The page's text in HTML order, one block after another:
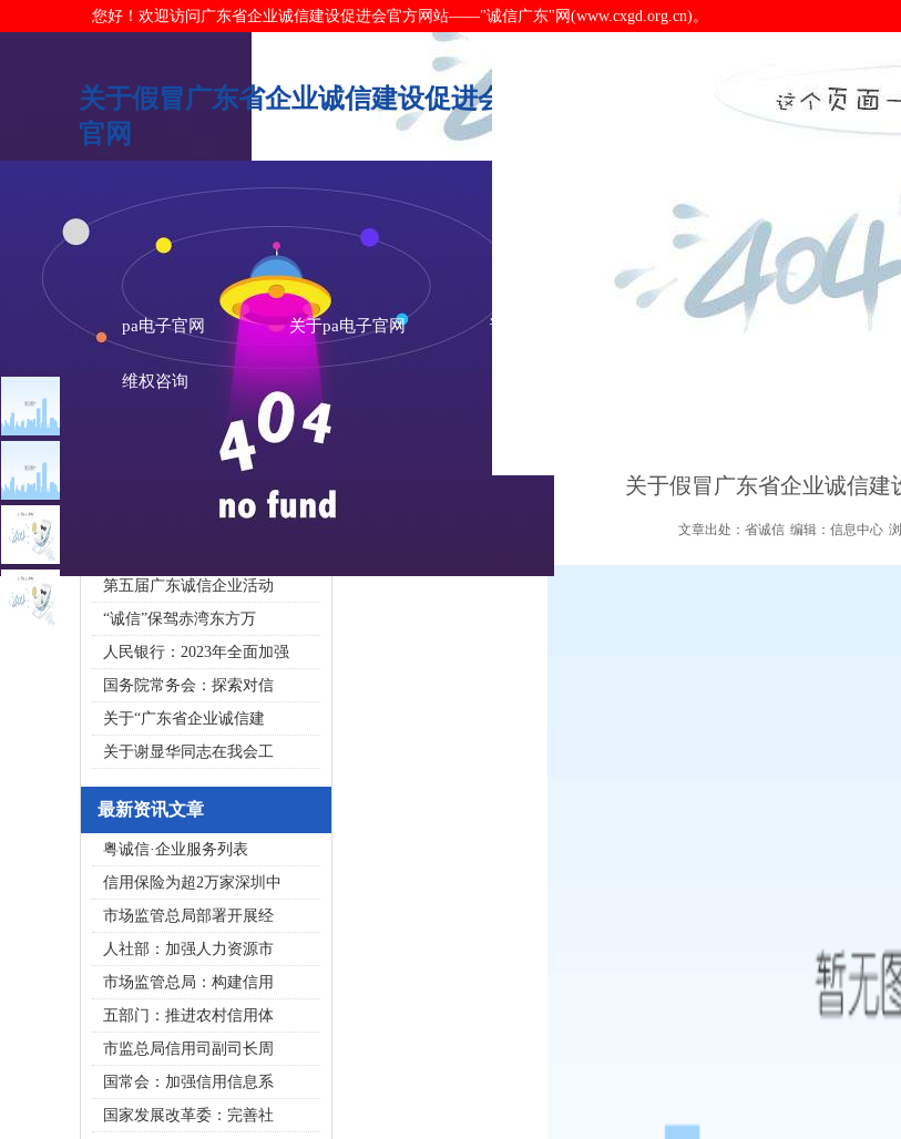
您好！欢迎访问广东省企业诚信建设促进会官方网站——"诚信广东"网(www.cxgd.org.cn)。
关于假冒广东省企业诚信建设促进会有关证书的通知-pa电子
官网
pa电子官网 关于pa电子官网 诚信广东
维权咨询
广州市发展改革委关于做
重大突发公共卫生事件一
2020广东省守合同重信用企
第五届广东诚信企业活动
“诚信”保驾赤湾东方万
人民银行：2023年全面加强
国务院常务会：探索对信
关于“广东省企业诚信建
关于谢显华同志在我会工
最新资讯文章
粤诚信·企业服务列表
信用保险为超2万家深圳中
市场监管总局部署开展经
人社部：加强人力资源市
市场监管总局：构建信用
五部门：推进农村信用体
市监总局信用司副司长周
国常会：加强信用信息系
国家发展改革委：完善社
关于假冒广东省企业诚信建
文章出处：省诚信 编辑：信息中心